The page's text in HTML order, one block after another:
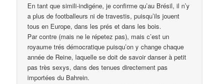
En tant que simili-indigéne, je confirme qu’au Brésil, il n’y
a plus de footballeurs ni de travestis, puisqu’ils jouent
tous en Europe, dans les prés et dans les bois.
Par contre (mais ne le répetez pas), mais c’est un
royaume trés démocratique puisqu’on y change chaque
année de Reine, laquelle se doit de savoir danser à petit
pas très sexys, dans des tenues directement pas
importées du Bahrein.